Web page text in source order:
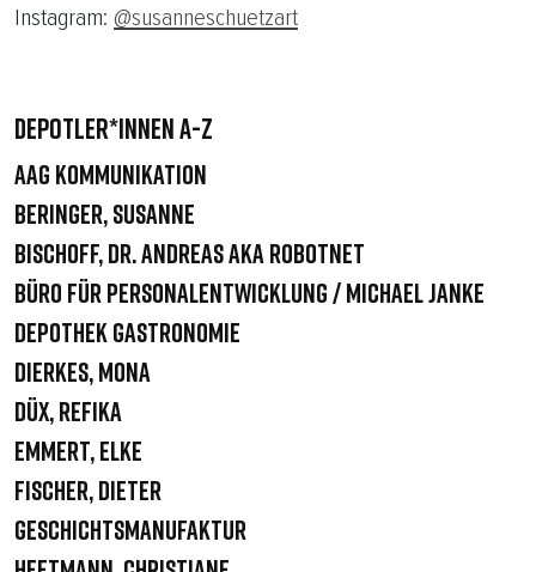
Instagram: @susanneschuetzart
DEPOTLER*INNEN A-Z
AAG Kommunikation
Beringer, Susanne
Bischoff, Dr. Andreas aka robotnet
Büro für Personalentwicklung / Michael Janke
Depothek Gastronomie
Dierkes, Mona
Düx, Refika
Emmert, Elke
Fischer, Dieter
Geschichtsmanufaktur